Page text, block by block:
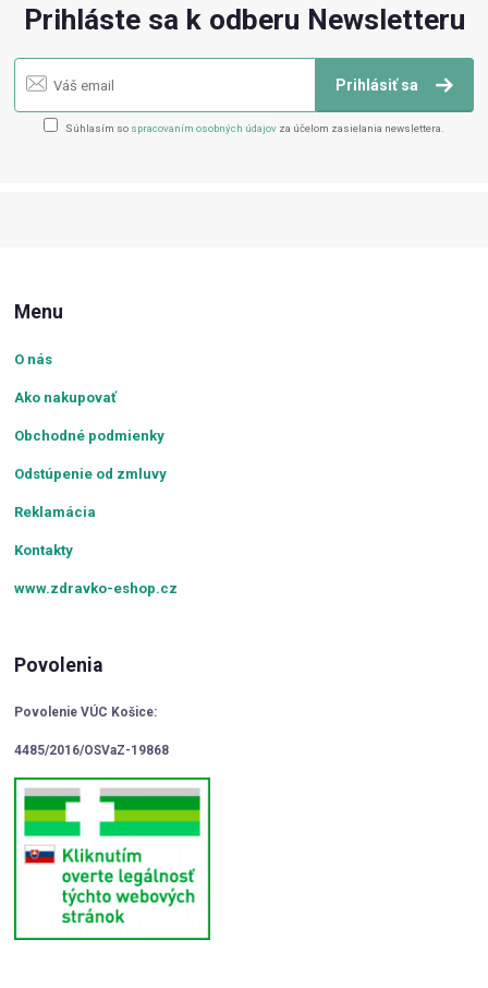
Prihláste sa k odberu Newsletteru
Prihlásiť sa
Súhlasím so spracovaním osobných údajov za účelom zasielania newslettera.
Menu
O nás
Ako nakupovať
Obchodné podmienky
Odstúpenie od zmluvy
Reklamácia
Kontakty
www.zdravko-eshop.cz
Povolenia
Povolenie VÚC Košice:
4485/2016/OSVaZ-19868